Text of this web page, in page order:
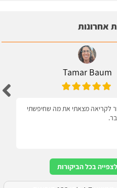
אחרונות
Tamar Baum
לקריאה מצאתי את מה שחיפשתי
לצפייה בכל הביקורות